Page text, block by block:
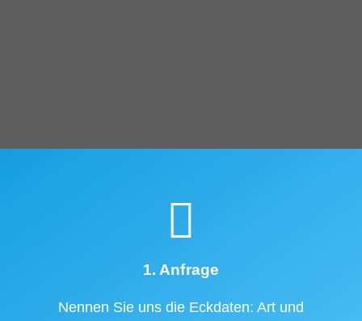
1. Anfrage
Nennen Sie uns die Eckdaten: Art und